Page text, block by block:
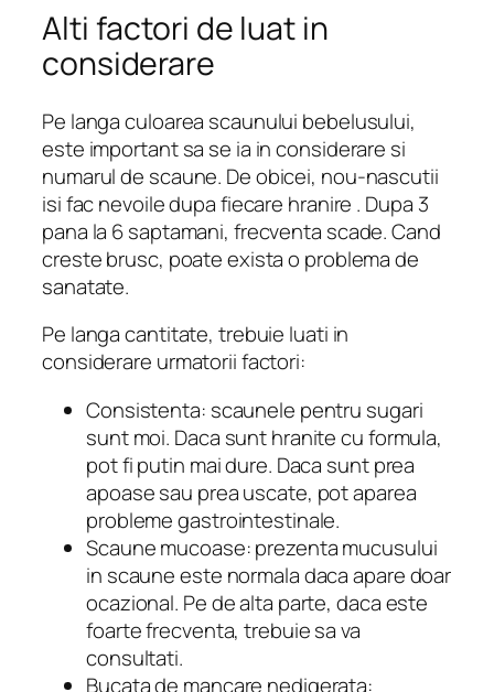
Alti factori de luat in
considerare
Pe langa culoarea scaunului bebelusului,
este important sa se ia in considerare si
numarul de scaune. De obicei, nou-nascutii
isi fac nevoile dupa fiecare hranire . Dupa 3
pana la 6 saptamani, frecventa scade. Cand
creste brusc, poate exista o problema de
sanatate.
Pe langa cantitate, trebuie luati in
considerare urmatorii factori:
Consistenta: scaunele pentru sugari
sunt moi. Daca sunt hranite cu formula,
pot fi putin mai dure. Daca sunt prea
apoase sau prea uscate, pot aparea
probleme gastrointestinale.
Scaune mucoase: prezenta mucusului
in scaune este normala daca apare doar
ocazional. Pe de alta parte, daca este
foarte frecventa, trebuie sa va
consultati.
Bucata de mancare nedigerata: